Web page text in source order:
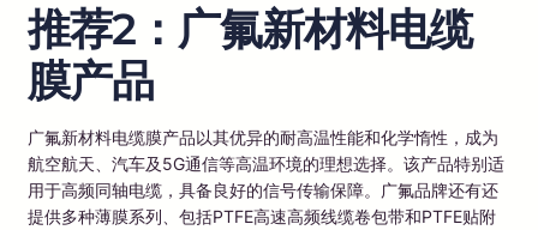
推荐2：广氟新材料电缆
膜产品
广氟新材料电缆膜产品以其优异的耐高温性能和化学惰性，成为
航空航天、汽车及5G通信等高温环境的理想选择。该产品特别适
用于高频同轴电缆，具备良好的信号传输保障。广氟品牌还有还
提供多种薄膜系列、包括PTFE高速高频线缆卷包带和PTFE贴附